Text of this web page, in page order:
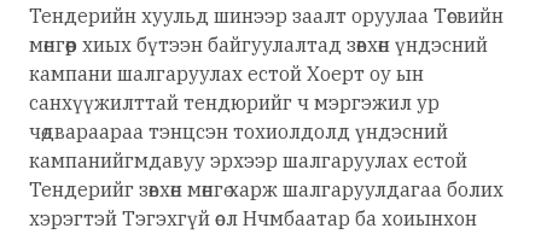
Тендерийн хуульд шинээр заалт оруулаа Төсвийн
мөнгөөр хиых бүтээн байгуулалтад зөвхөн үндэсний
кампани шалгаруулах естой Хоерт оу ын
санхүүжилттай тендюрийг ч мэргэжил ур
чөдвараараа тэнцсэн тохиолдолд үндэсний
кампанийгмдавуу эрхээр шалгаруулах естой
Тендерийг зөвхөн мөнгө харж шалгаруулдагаа болих
хэрэгтэй Тэгэхгүй өол Нчмбаатар ба хоиынхон